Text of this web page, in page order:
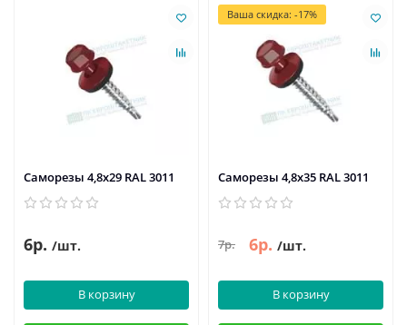
Саморезы 4,8х29 RAL 3011
6р. /шт.
В корзину
Ваша скидка: -17%
Саморезы 4,8х35 RAL 3011
7р. 6р. /шт.
В корзину